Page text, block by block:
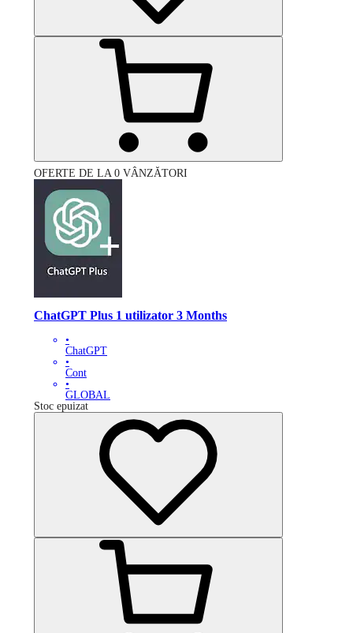
OFERTE DE LA 0 VÂNZĂTORI
ChatGPT Plus 1 utilizator 3 Months
•
ChatGPT
•
Cont
•
GLOBAL
Stoc epuizat